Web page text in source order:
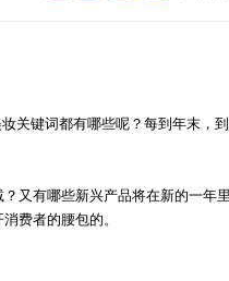
关键词都有哪些呢？每到年末，
又有哪些新兴产品将在新的一年
费者的腰包的。